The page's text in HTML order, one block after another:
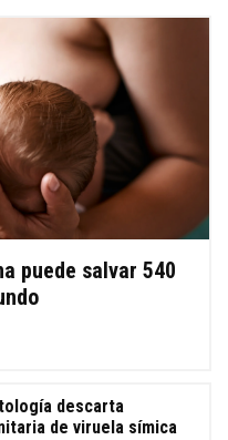
puede salvar 540
descarta
de viruela símica